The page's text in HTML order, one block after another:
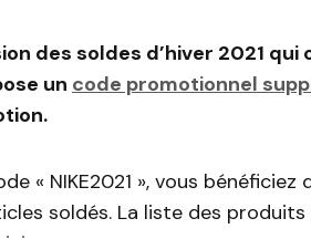
des soldes d’hiver 2021
un code promotionnel
« NIKE2021 », vous
soldés. La liste des